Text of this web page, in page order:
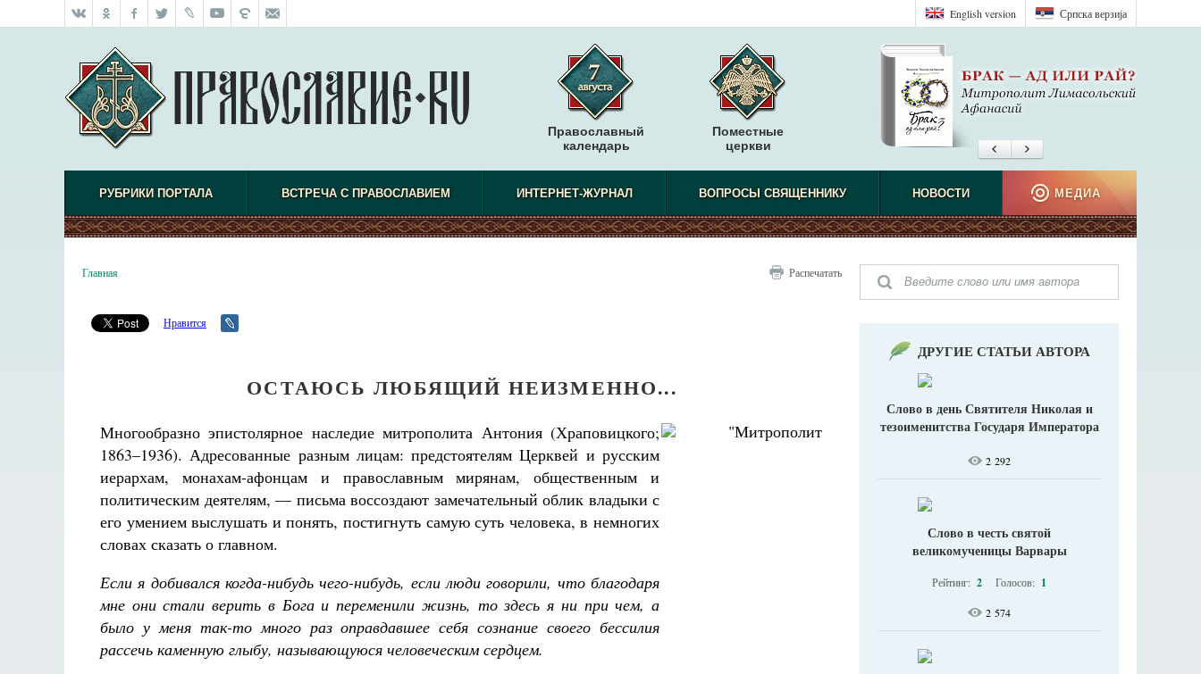
Српска верзиjа
English version
Православный
календарь
Поместные
церкви
РУБРИКИ ПОРТАЛА ВСТРЕЧА С ПРАВОСЛАВИЕМ ИНТЕРНЕТ-ЖУРНАЛ ВОПРОСЫ СВЯЩЕННИКУ НОВОСТИ МЕДИА
Главная Распечатать
Нравится
ОСТАЮСЬ ЛЮБЯЩИЙ НЕИЗМЕННО...
Многообразно эпистолярное наследие митрополита Антония (Храповицкого;
1863–1936). Адресованные разным лицам: предстоятелям Церквей и русским
иерархам, монахам-афонцам и православным мирянам, общественным и
политическим деятелям, — письма воссоздают замечательный облик владыки с
его умением выслушать и понять, постигнуть самую суть человека, в немногих
словах сказать о главном.
Если я добивался когда-нибудь чего-нибудь, если люди говорили, что благодаря
мне они стали верить в Бога и переменили жизнь, то здесь я ни при чем, а
было у меня так-то много раз оправдавшее себя сознание своего бессилия
рассечь каменную глыбу, называющуюся человеческим сердцем.
ДРУГИЕ СТАТЬИ АВТОРА
Слово в день Святителя Николая и
тезоименитства Государя Императора
2 292
Слово в честь святой
великомученицы Варвары
Рейтинг: 2 Голосов: 1
2 574